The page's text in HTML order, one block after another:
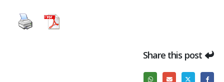
Share this post